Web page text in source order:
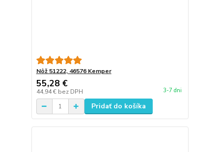
Nôž 51222, 46576 Kemper
55,28 €
44,94 € bez DPH 3-7 dni
Pridať do košíka